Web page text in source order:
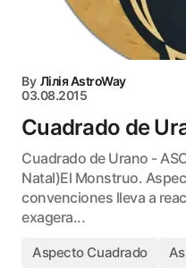
By Лілія AstroWay
03.08.2015
Cuadrado de
Cuadrado de Urano -
Natal)El Monstruo.
convenciones lleva a
exagera...
Aspecto Cuadrado